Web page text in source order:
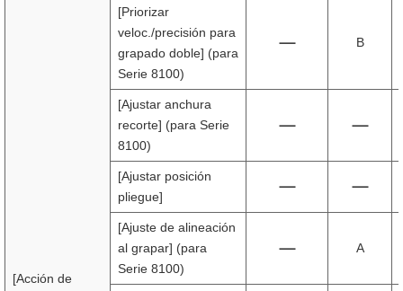
[Acción de
[Priorizar
veloc./precisión para
grapado doble] (para
Serie 8100)
B
[Ajustar anchura
recorte] (para Serie
8100)
[Ajustar posición
pliegue]
[Ajuste de alineación
al grapar] (para
Serie 8100)
A